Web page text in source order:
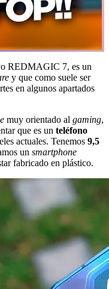
REDMAGIC 7, es un
y que como suele ser
en algunos apartados
muy orientado al gaming,
que es un teléfono
actuales. Tenemos 9,5
un smartphone
fabricado en plástico.